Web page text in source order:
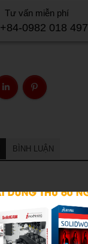
Tư vấn miễn phí
+84-0982 018 497
BÌNH LUẬN